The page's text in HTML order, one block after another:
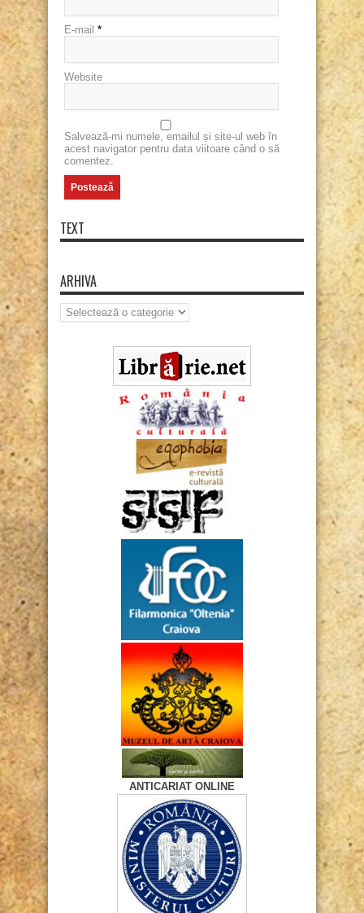
E-mail *
Website
Salvează-mi numele, emailul și site-ul web în
acest navigator pentru data viitoare când o să
comentez.
TEXT
ARHIVA
Arhiva
ANTICARIAT ONLINE